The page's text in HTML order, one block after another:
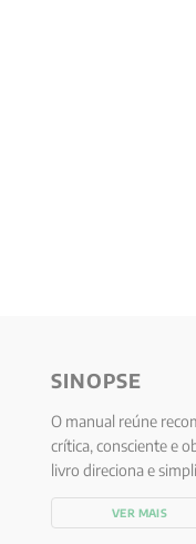
SINOPSE
O manual reúne
crítica, consciente e
livro direciona e
preceitos científicos
VER MAIS